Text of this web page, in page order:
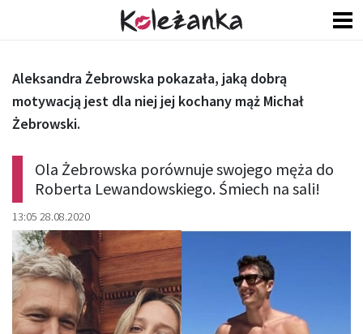
Ola Żebrowska porównuje swojego męża do
Roberta Lewandowskiego. Śmiech na sali!
13:05 28.08.2020
Aleksandra Żebrowska pokazała, jaką dobrą
motywacją jest dla niej jej kochany mąż Michał
Żebrowski.